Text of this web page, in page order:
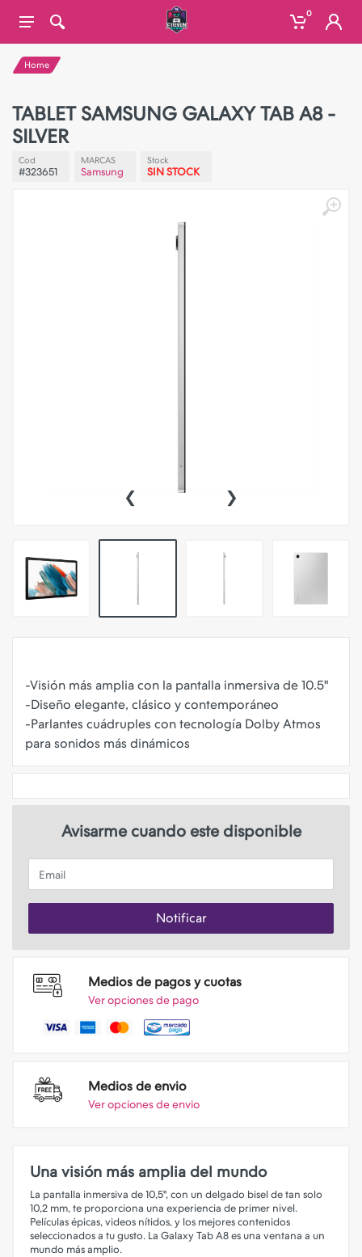
0
Home
TABLET SAMSUNG GALAXY TAB A8 -
SILVER
Cod
#323651
MARCAS
Samsung
Stock
SIN STOCK
‹ ›
-Visión más amplia con la pantalla inmersiva de 10.5"
-Diseño elegante, clásico y contemporáneo
-Parlantes cuádruples con tecnología Dolby Atmos
Avisarme cuando este disponible
Email
Notificar
Medios de pagos y cuotas
Ver opciones de pago
Medios de envio
Ver opciones de envio
Una visión más amplia del mundo
La pantalla inmersiva de 10,5", con un delgado bisel de tan solo
10,2 mm, te proporciona una experiencia de primer nivel.
Películas épicas, videos nítidos, y los mejores contenidos
seleccionados a tu gusto. La Galaxy Tab A8 es una ventana a un
mundo más amplio.